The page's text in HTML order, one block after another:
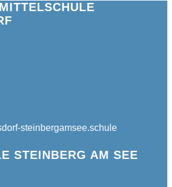
steinbergamsee.schule
STEINBERG AM SEE